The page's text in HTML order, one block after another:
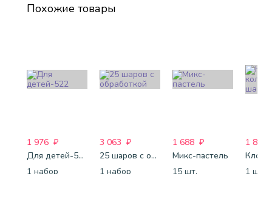
Похожие товары
1 976 ₽
Для детей-522
1 набор
3 063 ₽
25 шаров с обработкой
1 набор
1 688 ₽
Микс-пастель
15 шт.
1 800
1 шт.